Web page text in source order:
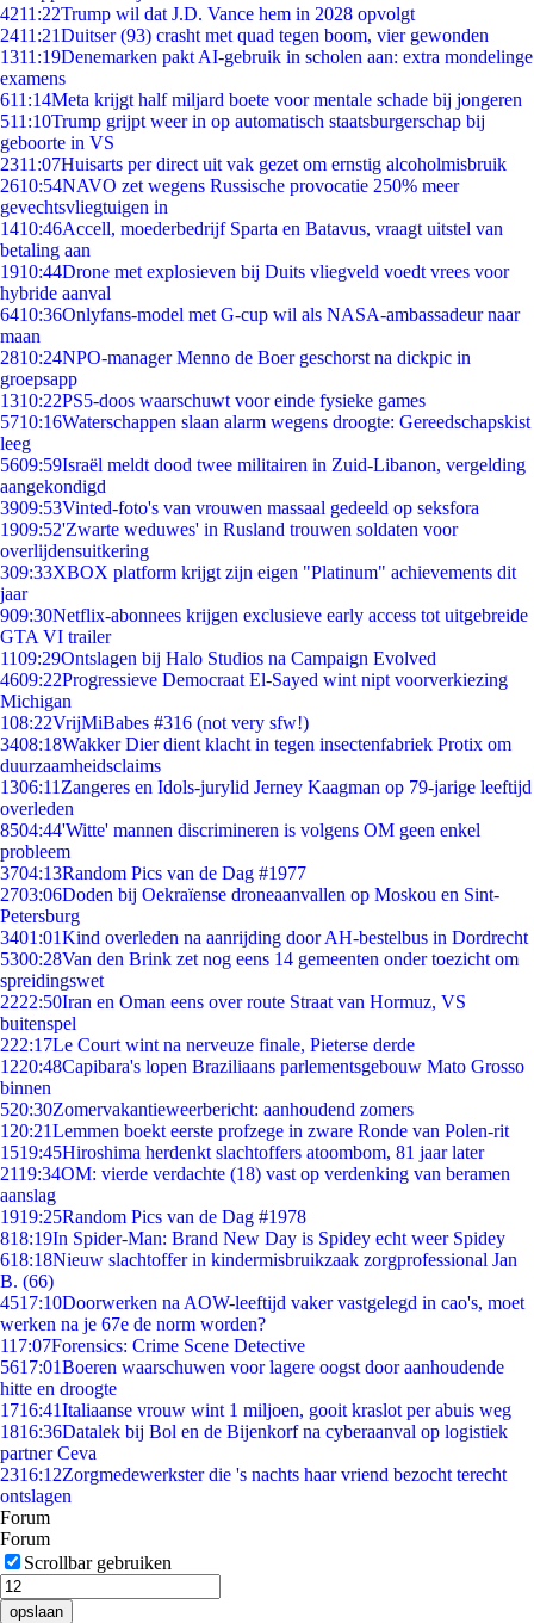
4211:22Trump wil dat J.D. Vance hem in 2028 opvolgt
2411:21Duitser (93) crasht met quad tegen boom, vier gewonden
1311:19Denemarken pakt AI-gebruik in scholen aan: extra mondelinge
examens
611:14Meta krijgt half miljard boete voor mentale schade bij jongeren
511:10Trump grijpt weer in op automatisch staatsburgerschap bij
geboorte in VS
2311:07Huisarts per direct uit vak gezet om ernstig alcoholmisbruik
2610:54NAVO zet wegens Russische provocatie 250% meer
gevechtsvliegtuigen in
1410:46Accell, moederbedrijf Sparta en Batavus, vraagt uitstel van
betaling aan
1910:44Drone met explosieven bij Duits vliegveld voedt vrees voor
hybride aanval
6410:36Onlyfans-model met G-cup wil als NASA-ambassadeur naar
maan
2810:24NPO-manager Menno de Boer geschorst na dickpic in
groepsapp
1310:22PS5-doos waarschuwt voor einde fysieke games
5710:16Waterschappen slaan alarm wegens droogte: Gereedschapskist
leeg
5609:59Israël meldt dood twee militairen in Zuid-Libanon, vergelding
aangekondigd
3909:53Vinted-foto's van vrouwen massaal gedeeld op seksfora
1909:52'Zwarte weduwes' in Rusland trouwen soldaten voor
overlijdensuitkering
309:33XBOX platform krijgt zijn eigen "Platinum" achievements dit
jaar
909:30Netflix-abonnees krijgen exclusieve early access tot uitgebreide
GTA VI trailer
1109:29Ontslagen bij Halo Studios na Campaign Evolved
4609:22Progressieve Democraat El-Sayed wint nipt voorverkiezing
Michigan
108:22VrijMiBabes #316 (not very sfw!)
3408:18Wakker Dier dient klacht in tegen insectenfabriek Protix om
duurzaamheidsclaims
1306:11 Zangeres en Idols-jurylid Jerney Kaagman op 79-jarige leeftijd
overleden
8504:44'Witte' mannen discrimineren is volgens OM geen enkel
probleem
3704:13Random Pics van de Dag #1977
2703:06Doden bij Oekraïense droneaanvallen op Moskou en Sint-
Petersburg
3401:01Kind overleden na aanrijding door AH-bestelbus in Dordrecht
5300:28Van den Brink zet nog eens 14 gemeenten onder toezicht om
spreidingswet
2222:50Iran en Oman eens over route Straat van Hormuz, VS
buitenspel
222:17Le Court wint na nerveuze finale, Pieterse derde
1220:48Capibara's lopen Braziliaans parlementsgebouw Mato Grosso
binnen
520:30Zomervakantieweerbericht: aanhoudend zomers
1 20:21Lemmen boekt eerste profzege in zware Ronde van Polen-rit
1519:45Hiroshima herdenkt slachtoffers atoombom, 81 jaar later
2119:34OM: vierde verdachte (18) vast op verdenking van beramen
aanslag
1919:25Random Pics van de Dag #1978
818:19In Spider-Man: Brand New Day is Spidey echt weer Spidey
618:18Nieuw slachtoffer in kindermisbruikzaak zorgprofessional Jan
B. (66)
4517:10Doorwerken na AOW-leeftijd vaker vastgelegd in cao's, moet
werken na je 67e de norm worden?
117:07Forensics: Crime Scene Detective
5617:01Boeren waarschuwen voor lagere oogst door aanhoudende
hitte en droogte
1716:41Italiaanse vrouw wint 1 miljoen, gooit kraslot per abuis weg
1816:36Datalek bij Bol en de Bijenkorf na cyberaanval op logistiek
partner Ceva
2316:12Zorgmedewerkster die 's nachts haar vriend bezocht terecht
ontslagen
Forum
Forum
Scrollbar gebruiken
opslaan